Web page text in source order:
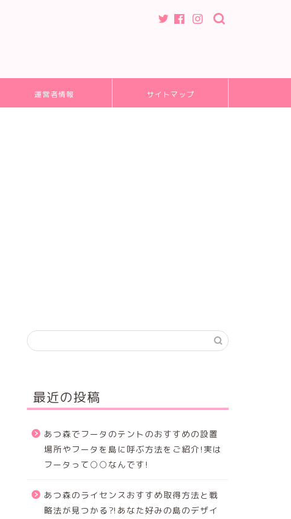
運営者情報 サイトマップ
最近の投稿
あつ森でフータのテントのおすすめの設置
場所やフータを島に呼ぶ方法をご紹介!実は
フータって○○なんです!
あつ森のライセンスおすすめ取得方法と戦
略法が見つかる⁈あなた好みの島のデザイ